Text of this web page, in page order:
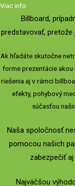
Viac info
Billboard,
predstavovať, pretože
Ak hľadáte skutočne
forme prezentácie
riešenia aj v rámci
efekty, pohybový
súčasťou
Naša spoločnosť
pomocou našich
zabezpečiť
Najväčšou